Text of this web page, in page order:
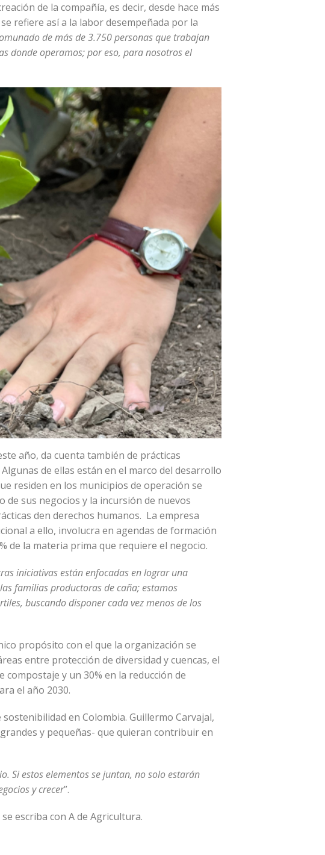
de la compañía, es decir, desde hace más
refiere así a la labor desempeñada por la
de más de 3.750 personas que trabajan
donde operamos; por eso, para nosotros el
año, da cuenta también de prácticas
de ellas están en el marco del desarrollo
residen en los municipios de operación se
sus negocios y la incursión de nuevos
den derechos humanos. La empresa
a ello, involucra en agendas de formación
de la materia prima que requiere el negocio.
iniciativas están enfocadas en lograr una
familias productoras de caña; estamos
buscando disponer cada vez menos de los
propósito con el que la organización se
entre protección de diversidad y cuencas, el
y un 30% en la reducción de
el año 2030.
en Colombia. Guillermo Carvajal,
y pequeñas- que quieran contribuir en
Si estos elementos se juntan, no solo estarán
y crecer”.
escriba con A de Agricultura.